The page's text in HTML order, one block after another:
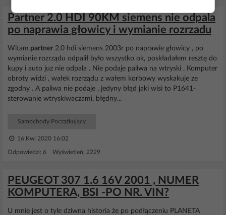
Partner 2.0 HDI 90KM siemens nie odpala
po naprawia głowicy i wymianie rozrzadu
Witam partner 2.0 hdi siemens 2003r po naprawie głowicy , po
wymianie rozrządu odpalił było wszystko ok, poskładałem resztę do
kupy i auto juz nie odpala . Nie podaje paliwa na wtryski . Komputer
obroty widzi , wałek rozrządu z wałem korbowy wyskakuje ze
zgodny . A paliwa nie podaje , jedyny błąd jaki wisi to P1641-
sterowanie wtryskiwaczami, błędny...
Samochody Początkujący
16 Kwi 2020 16:02
Odpowiedzi: 6 Wyświetleń: 2229
PEUGEOT 307 1.6 16V 2001 , NUMER
KOMPUTERA, BSI -PO NR. VIN?
U mnie jest o tyle dziwna historia że po podłączeniu PLANETA